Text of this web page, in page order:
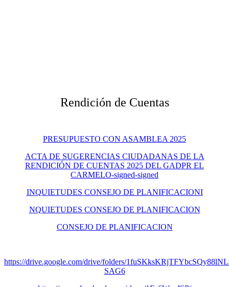
Rendición de Cuentas
PRESUPUESTO CON ASAMBLEA 2025
ACTA DE SUGERENCIAS CIUDADANAS DE LA
RENDICIÓN DE CUENTAS 2025 DEL GADPR EL
CARMELO-signed-signed
INQUIETUDES CONSEJO DE PLANIFICACIONI
NQUIETUDES CONSEJO DE PLANIFICACION
CONSEJO DE PLANIFICACION
https://drive.google.com/drive/folders/
SAG6